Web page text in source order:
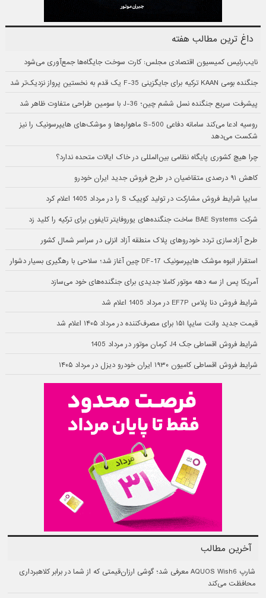
داغ ترین مطالب هفته
نایب‌رئیس کمیسیون اقتصادی مجلس: کارت سوخت جایگاه‌ها جمع‌آوری می‌شود
جنگنده بومی KAAN ترکیه برای جایگزینی F-35 یک قدم به نخستین پرواز نزدیک‌تر شد
پیشرفت سریع جنگنده نسل ششم چین؛ J-36 با سومین طراحی متفاوت ظاهر شد
روسیه ادعا می‌کند سامانه دفاعی S-500 ماهواره‌ها و موشک‌های هایپرسونیک را نیز
شکست می‌دهد
چرا هیچ کشوری پایگاه نظامی بین‌المللی در خاک ایالات متحده ندارد؟
کاهش ۹۱ درصدی متقاضیان در طرح فروش جدید ایران خودرو
سایپا شرایط فروش مشارکت در تولید کوییک S را در مرداد 1405 اعلام کرد
شرکت BAE Systems ساخت جنگنده‌های یوروفایتر تایفون برای ترکیه را کلید زد
طرح آزادسازی تردد خودروهای پلاک منطقه آزاد انزلی در سراسر شمال کشور
استقرار انبوه موشک هایپرسونیک DF-17 چین آغاز شد؛ سلاحی با رهگیری بسیار دشوار
آمریکا پس از سه دهه موتور کاملا جدیدی برای جنگنده‌های خود می‌سازد
شرایط فروش دنا پلاس EF7P در مرداد 1405 اعلام شد
قیمت جدید وانت سایپا ۱۵۱ برای مصرف‌کننده در مرداد ۱۴۰۵ اعلام شد
شرایط فروش اقساطی جک J4 کرمان موتور در مرداد 1405
شرایط فروش اقساطی کامیون ۱۹۳۰ ایران خودرو دیزل در مرداد ۱۴۰۵
آخرین مطالب
شارپ AQUOS Wish6 معرفی شد؛ گوشی ارزان‌قیمتی که از شما در برابر کلاهبرداری
محافظت می‌کند